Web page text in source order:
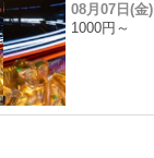
08月07日(金)
1000円～